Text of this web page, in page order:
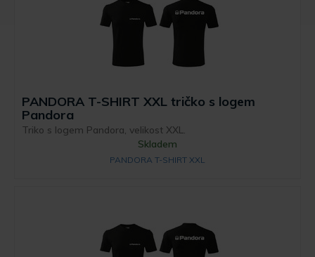
PANDORA T-SHIRT XXL tričko s logem
Pandora
Triko s logem Pandora, velikost XXL.
Skladem
PANDORA T-SHIRT XXL